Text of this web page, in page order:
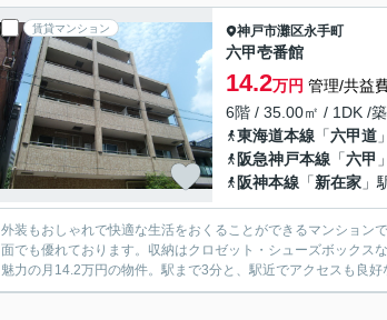
賃貸マンション 神戸市灘区永手町
六甲壱番館
14.2万円 管理/共益
6階 / 35.00㎡ / 1DK /
東海道本線 「六甲道
阪急神戸本線 「六甲
阪神本線 「新在家 」
外装もおしゃれで快適な生活をおくることができるマンション
面でも優れております。収納はクロゼット・シューズボックス
魅力の月14.2万円の物件。駅まで3分と、駅近でアクセスも良